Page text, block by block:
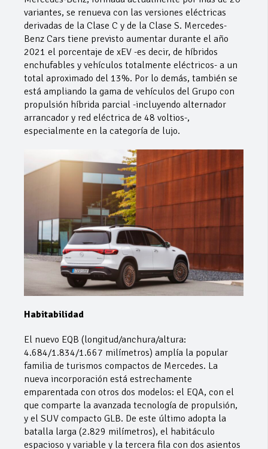
variantes, se renueva con las versiones eléctricas
derivadas de la Clase C y de la Clase S. Mercedes-
Benz Cars tiene previsto aumentar durante el año
2021 el porcentaje de xEV -es decir, de híbridos
enchufables y vehículos totalmente eléctricos- a un
total aproximado del 13%. Por lo demás, también se
está ampliando la gama de vehículos del Grupo con
propulsión híbrida parcial -incluyendo alternador
arrancador y red eléctrica de 48 voltios-,
especialmente en la categoría de lujo.
Habitabilidad
El nuevo EQB (longitud/anchura/altura:
4.684/1.834/1.667 milímetros) amplía la popular
familia de turismos compactos de Mercedes. La
nueva incorporación está estrechamente
emparentada con otros dos modelos: el EQA, con el
que comparte la avanzada tecnología de propulsión,
y el SUV compacto GLB. De este último adopta la
batalla larga (2.829 milímetros), el habitáculo
espacioso y variable y la tercera fila con dos asientos